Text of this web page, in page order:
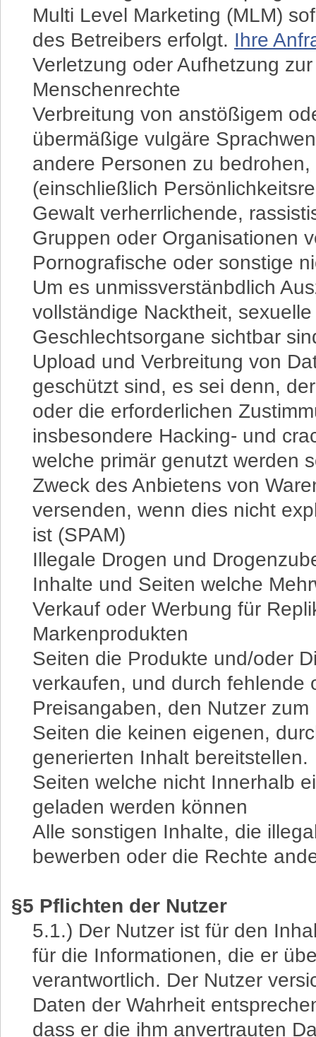
Multi Level Marketing (MLM)
des Betreibers erfolgt. Ihre
Verletzung oder Aufhetzung
Menschenrechte
Verbreitung von anstößigem
übermäßige vulgäre
andere Personen zu
(einschließlich
Gewalt verherrlichende,
Gruppen oder Organisationen
Pornografische oder sonstige
Um es unmissverstänbdlich
vollständige Nacktheit,
Geschlechtsorgane sichtbar
Upload und Verbreitung von
geschützt sind, es sei denn,
oder die erforderlichen
insbesondere Hacking- und
welche primär genutzt werden
Zweck des Anbietens von
versenden, wenn dies nicht
ist (SPAM)
Illegale Drogen und
Inhalte und Seiten welche
Verkauf oder Werbung für
Markenprodukten
Seiten die Produkte und/oder
verkaufen, und durch fehlende
Preisangaben, den Nutzer
Seiten die keinen eigenen,
generierten Inhalt bereitstellen.
Seiten welche nicht Innerhalb
geladen werden können
Alle sonstigen Inhalte, die
bewerben oder die Rechte
§5 Pflichten der Nutzer
5.1.) Der Nutzer ist für den
für die Informationen, die er
verantwortlich. Der Nutzer
Daten der Wahrheit
dass er die ihm anvertrauten